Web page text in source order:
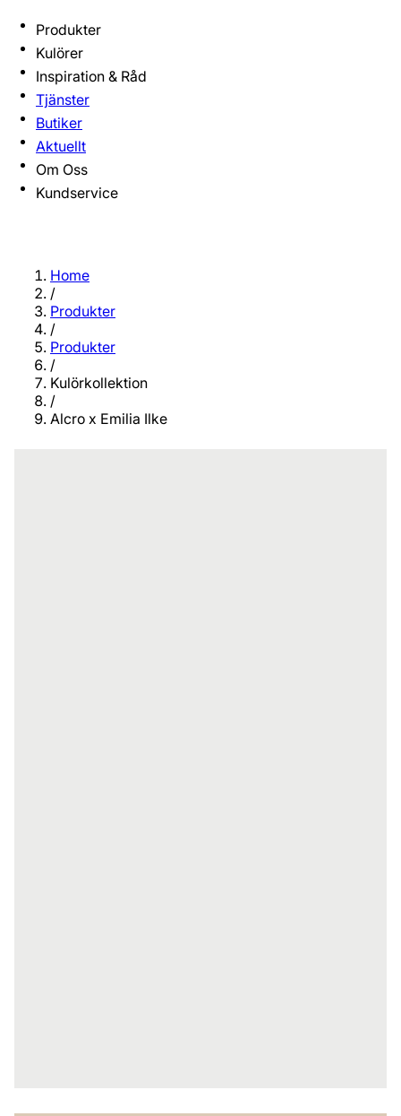
Produkter
Kulörer
Inspiration & Råd
Tjänster
Butiker
Aktuellt
Om Oss
Kundservice
Home
/
Produkter
/
Produkter
/
Kulörkollektion
/
Alcro x Emilia Ilke